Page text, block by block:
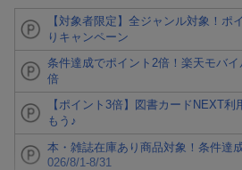
【対象者限定】全ジャンル対象！
りキャンペーン
条件達成でポイント2倍！楽天モバイ
倍
【ポイント3倍】図書カードNEXT利
もう♪
本・雑誌在庫あり商品対象！条件達
026/8/1-8/31